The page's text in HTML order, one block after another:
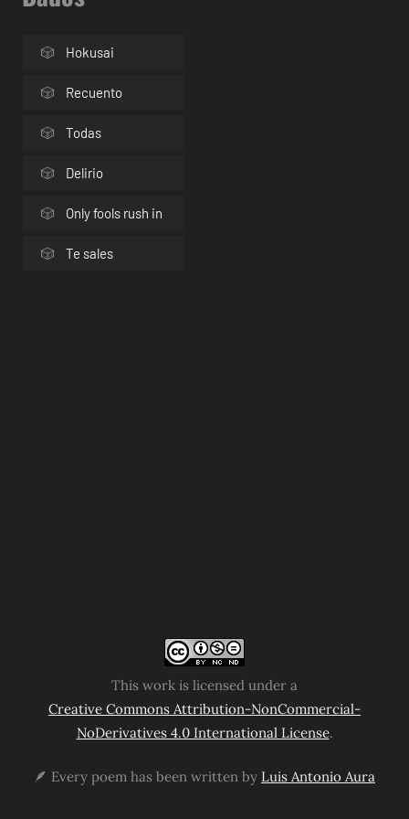
Hokusai
Recuento
Todas
Delirio
Only fools rush in
Te sales
This work is licensed under a
Creative Commons Attribution-NonCommercial-
NoDerivatives 4.0 International License.
🪶 Every poem has been written by Luis Antonio Aura